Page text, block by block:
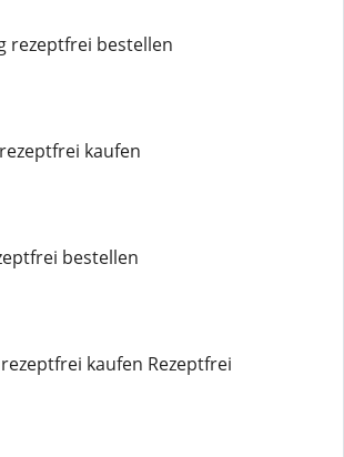
rezeptfrei bestellen
kaufen
bestellen
kaufen Rezeptfrei